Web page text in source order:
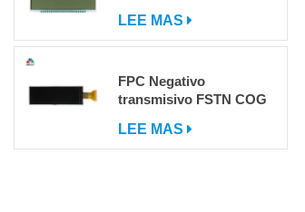
LEE MAS
FPC Negativo
transmisivo FSTN COG
con IC
LEE MAS